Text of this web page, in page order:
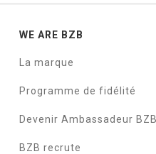
WE ARE BZB
La marque
Programme de fidélité
Devenir Ambassadeur BZB
BZB recrute